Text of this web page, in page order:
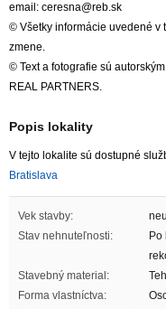
email: ceresna@reb.sk
© Všetky informácie uvedené v
zmene.
© Text a fotografie sú
REAL PARTNERS.
Popis lokality
V tejto lokalite sú dostupné
Bratislava
Vek stavby:
Stav nehnuteľnosti:
Po
Stavebný material:
Forma vlastníctva: